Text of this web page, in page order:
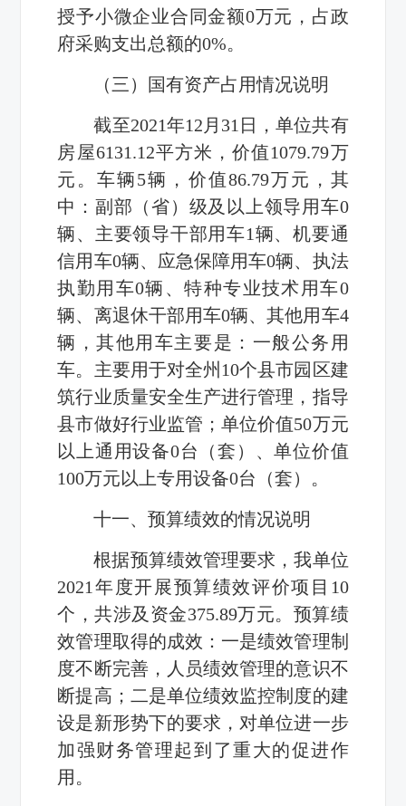
授予小微企业合同金额0万元，占政
府采购支出总额的0%。
（三）国有资产占用情况说明
截至2021年12月31日，单位共有
房屋6131.12平方米，价值1079.79万
元。车辆5辆，价值86.79万元，其
中：副部（省）级及以上领导用车0
辆、主要领导干部用车1辆、机要通
信用车0辆、应急保障用车0辆、执法
执勤用车0辆、特种专业技术用车0
辆、离退休干部用车0辆、其他用车4
辆，其他用车主要是：一般公务用
车。主要用于对全州10个县市园区建
筑行业质量安全生产进行管理，指导
县市做好行业监管；单位价值50万元
以上通用设备0台（套）、单位价值
100万元以上专用设备0台（套）。
十一、预算绩效的情况说明
根据预算绩效管理要求，我单位
2021年度开展预算绩效评价项目10
个，共涉及资金375.89万元。预算绩
效管理取得的成效：一是绩效管理制
度不断完善，人员绩效管理的意识不
断提高；二是单位绩效监控制度的建
设是新形势下的要求，对单位进一步
加强财务管理起到了重大的促进作
用。